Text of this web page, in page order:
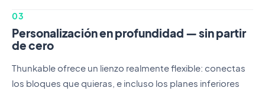
03
Personalización en profundidad — sin partir
de cero
Thunkable ofrece un lienzo realmente flexible: conectas
los bloques que quieras, e incluso los planes inferiores